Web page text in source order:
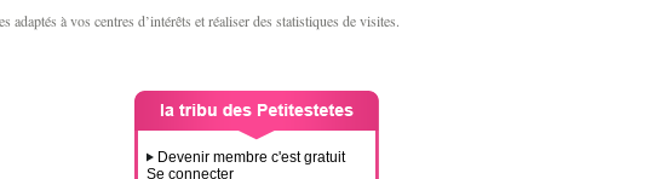
à vos centres d’intérêts et réaliser des statistiques de visites.
Devenir membre c'est gratuit
Se connecter